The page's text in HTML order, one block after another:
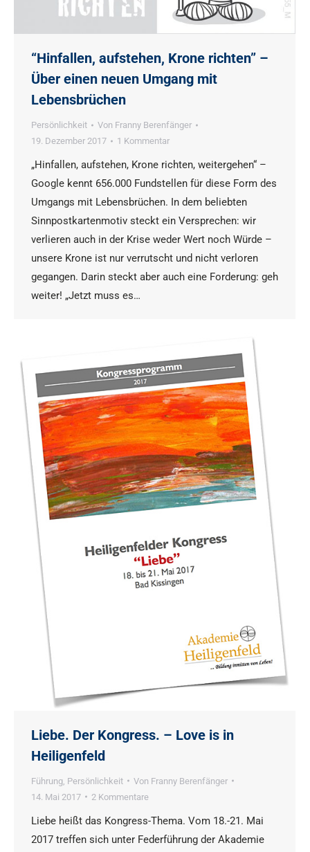
“Hinfallen, aufstehen, Krone richten” –
Über einen neuen Umgang mit
Lebensbrüchen
Persönlichkeit Von Franny Berenfänger
19. Dezember 2017
1 Kommentar
„Hinfallen, aufstehen, Krone richten, weitergehen“ –
Google kennt 656.000 Fundstellen für diese Form des
Umgangs mit Lebensbrüchen. In dem beliebten
Sinnpostkartenmotiv steckt ein Versprechen: wir
verlieren auch in der Krise weder Wert noch Würde –
unsere Krone ist nur verrutscht und nicht verloren
gegangen. Darin steckt aber auch eine Forderung: geh
weiter! „Jetzt muss es…
Liebe. Der Kongress. – Love is in
Heiligenfeld
Führung Persönlichkeit Von Franny Berenfänger
14. Mai 2017
2 Kommentare
Liebe heißt das Kongress-Thema. Vom 18.-21. Mai
2017 treffen sich unter Federführung der Akademie